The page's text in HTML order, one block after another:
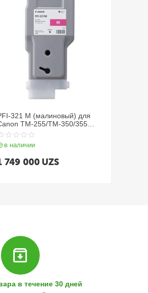
321 M (малиновый) для
TM-255/TM-350/355
(300 мл)
в наличии
749 000 UZS
в течение 30 дней